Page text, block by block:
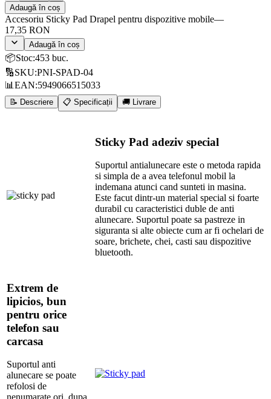
Adaugă în coș
Accesoriu Sticky Pad Drapel pentru dispozitive mobile—
17,35 RON
Adaugă în coș
📦Stoc:453 buc.
🔢SKU:PNI-SPAD-04
📊 EAN:5949066515033
📝 Descriere 📋 Specificații 🚚 Livrare
Sticky Pad adeziv special
Suportul antialunecare este o metoda rapida
si simpla de a avea telefonul mobil la
indemana atunci cand sunteti in masina.
Este facut dintr-un material special si foarte
durabil cu caracteristici duble de anti
alunecare. Suportul poate sa pastreze in
siguranta si alte obiecte cum ar fi ochelari de
soare, brichete, chei, casti sau dispozitive
bluetooth.
Extrem de
lipicios, bun
pentru orice
telefon sau
carcasa
Suportul anti
alunecare se poate
refolosi de